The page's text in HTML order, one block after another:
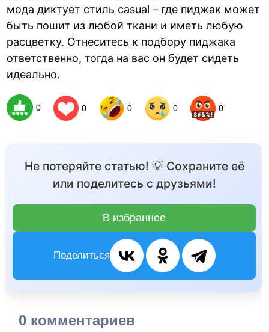
мода диктует стиль casual – где пиджак может
быть пошит из любой ткани и иметь любую
расцветку. Отнеситесь к подбору пиджака
ответственно, тогда на вас он будет сидеть
идеально.
0 0 0 0 0
Не потеряйте статью! 💡 Сохраните её
или поделитесь с друзьями!
В избранное
Поделиться
0 комментариев